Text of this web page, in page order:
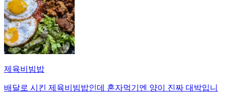
제육비빔밥
배달로 시킨 제육비빔밥인데 혼자먹기엔 양이 진짜 대박입니